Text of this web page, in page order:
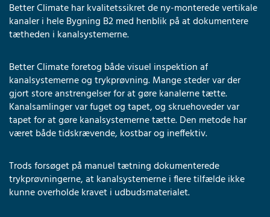
Better Climate har kvalitetssikret de ny-monterede vertikale
kanaler i hele Bygning B2 med henblik på at dokumentere
tætheden i kanalsystemerne.
Better Climate foretog både visuel inspektion af
kanalsystemerne og trykprøvning. Mange steder var der
gjort store anstrengelser for at gøre kanalerne tætte.
Kanalsamlinger var fuget og tapet, og skruehoveder var
tapet for at gøre kanalsystemerne tætte. Den metode har
været både tidskrævende, kostbar og ineffektiv.
Trods forsøget på manuel tætning dokumenterede
trykprøvningerne, at kanalsystemerne i flere tilfælde ikke
kunne overholde kravet i udbudsmaterialet.